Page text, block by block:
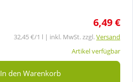
6,49 €
32,45 €/1 l | inkl. MwSt. zzgl.Versand
Artikel verfügbar
In den Warenkorb